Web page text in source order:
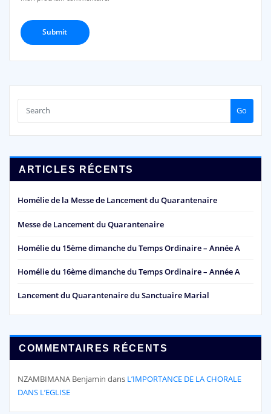
Go
ARTICLES RÉCENTS
Homélie de la Messe de Lancement du Quarantenaire
Messe de Lancement du Quarantenaire
Homélie du 15ème dimanche du Temps Ordinaire – Année A
Homélie du 16ème dimanche du Temps Ordinaire – Année A
Lancement du Quarantenaire du Sanctuaire Marial
COMMENTAIRES RÉCENTS
NZAMBIMANA Benjamin dans L’IMPORTANCE DE LA CHORALE
DANS L’EGLISE